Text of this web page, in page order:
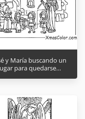
y María buscando un
para quedarse…